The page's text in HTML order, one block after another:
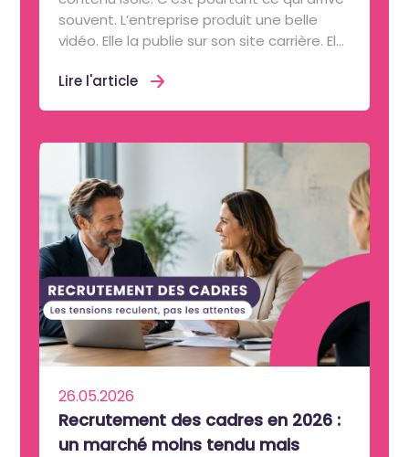
souvent. L’entreprise produit une belle
vidéo. Elle la publie sur son site carrière. El...
Lire l'article
26.05.2026
Recrutement des cadres en 2026 :
un marché moins tendu mais